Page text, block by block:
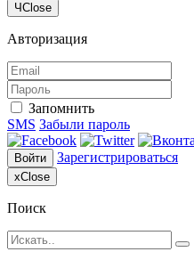
ЧClose
Авторизация
Запомнить
SMS Забыли пароль
Войти Зарегистрироваться
xClose
Поиск